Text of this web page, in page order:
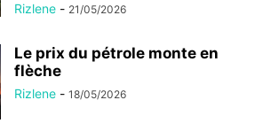
Rizlene - 21/05/2026
Le prix du pétrole monte en
flèche
Rizlene - 18/05/2026